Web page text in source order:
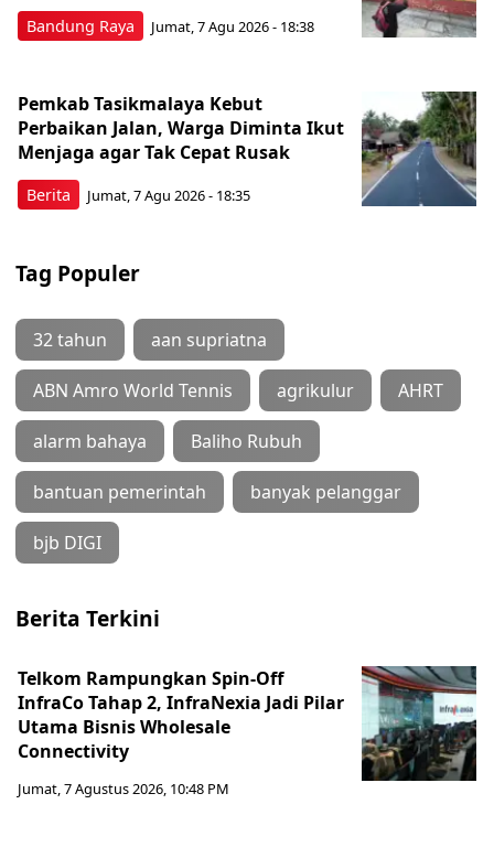
Bandung Raya Jumat, 7 Agu 2026 - 18:38
Berita
Pemkab Tasikmalaya Kebut
Perbaikan Jalan, Warga Diminta Ikut
Menjaga agar Tak Cepat Rusak
Jumat, 7 Agu 2026 - 18:35
Tag Populer
32 tahun aan supriatna
ABN Amro World Tennis agrikulur AHRT
alarm bahaya Baliho Rubuh
bantuan pemerintah banyak pelanggar
bjb DIGI
Berita Terkini
Telkom Rampungkan Spin-Off
InfraCo Tahap 2, InfraNexia Jadi Pilar
Utama Bisnis Wholesale
Connectivity
Jumat, 7 Agustus 2026, 10:48 PM